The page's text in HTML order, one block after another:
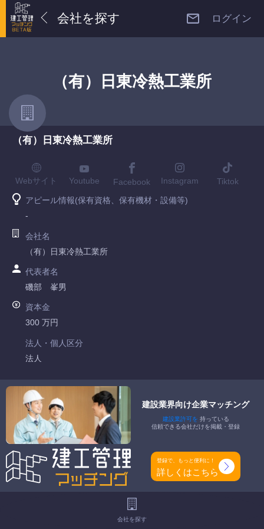
会社を探す ログイン
（有）日東冷熱工業所
（有）日東冷熱工業所
Webサイト Youtube Facebook Instagram Tiktok
アピール情報(保有資格、保有機材・設備等)
-
会社名
（有）日東冷熱工業所
代表者名
磯部 峯男
資本金
300 万円
法人・個人区分
法人
許可番号
愛知県知事許可 第043232号
特定建設業
-
一般建設業
管工事業
建設業界向け企業マッチング
建設業許可を 持っている
信頼できる会社だけを掲載・登録
登録で、もっと便利に！
詳しくはこちら
会社を探す